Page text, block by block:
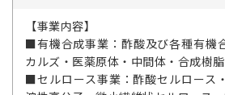
【事業内容】
■有機合成事業：酢酸及び各種有機
カルズ・医薬原体・中間体・合成樹
■セルロース事業：酢酸セルロース